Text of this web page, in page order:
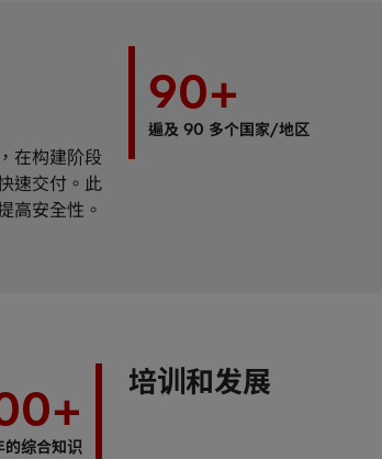
在构建阶段
速交付。此
高安全性。
90+
遍及 90 多个国家/地区
+
综合知识
培训和发展